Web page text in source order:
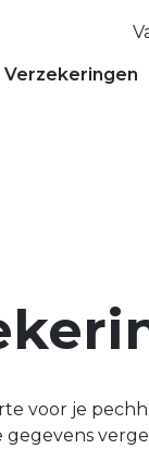
Verzekeringen
voor je